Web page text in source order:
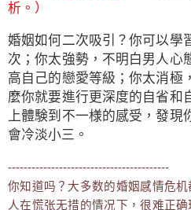
析。）
婚姻如何二次吸引？你可以學
次；你太強勢，不明白男人心
高自己的戀愛等級；你太消極
麼你就要進行更深度的自省和
上體験到不一様的感受，發現
會冷淡小三。
-----------------------------------------
你知道吗？大多数的婚姻感情危
人在慌张无措的情况下，很难正